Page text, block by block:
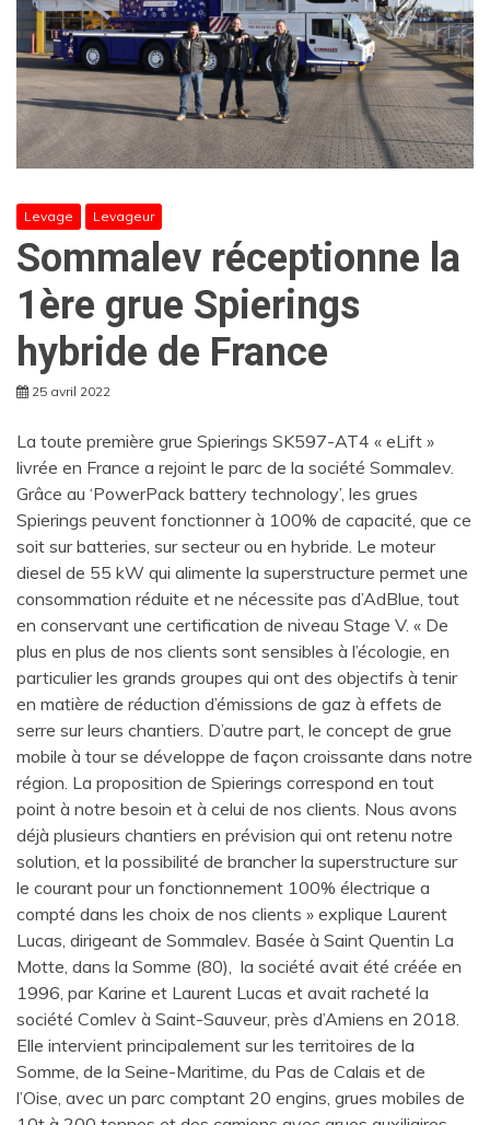
Levage Levageur
Sommalev réceptionne la
1ère grue Spierings
hybride de France
25 avril 2022
La toute première grue Spierings SK597-AT4 « eLift »
livrée en France a rejoint le parc de la société Sommalev.
Grâce au ‘PowerPack battery technology’, les grues
Spierings peuvent fonctionner à 100% de capacité, que ce
soit sur batteries, sur secteur ou en hybride. Le moteur
diesel de 55 kW qui alimente la superstructure permet une
consommation réduite et ne nécessite pas d’AdBlue, tout
en conservant une certification de niveau Stage V. « De
plus en plus de nos clients sont sensibles à l’écologie, en
particulier les grands groupes qui ont des objectifs à tenir
en matière de réduction d’émissions de gaz à effets de
serre sur leurs chantiers. D’autre part, le concept de grue
mobile à tour se développe de façon croissante dans notre
région. La proposition de Spierings correspond en tout
point à notre besoin et à celui de nos clients. Nous avons
déjà plusieurs chantiers en prévision qui ont retenu notre
solution, et la possibilité de brancher la superstructure sur
le courant pour un fonctionnement 100% électrique a
compté dans les choix de nos clients » explique Laurent
Lucas, dirigeant de Sommalev. Basée à Saint Quentin La
Motte, dans la Somme (80), la société avait été créée en
1996, par Karine et Laurent Lucas et avait racheté la
société Comlev à Saint-Sauveur, près d’Amiens en 2018.
Elle intervient principalement sur les territoires de la
Somme, de la Seine-Maritime, du Pas de Calais et de
l’Oise, avec un parc comptant 20 engins, grues mobiles de